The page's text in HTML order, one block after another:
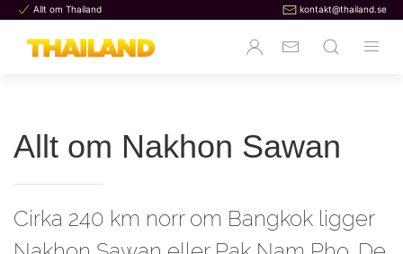
Allt om Thailand kontakt@thailand.se
Allt om Nakhon Sawan
Cirka 240 km norr om Bangkok ligger